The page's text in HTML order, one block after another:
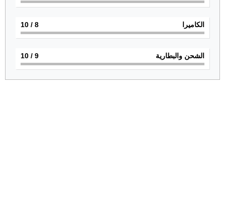
الكاميرا 8
/ 10
الشحن والبطارية 9
/ 10